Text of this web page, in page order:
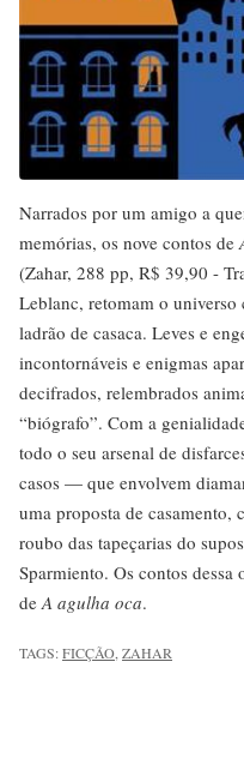
Narrados por um amigo a
memórias, os nove contos de
(Zahar, 288 pp, R$ 39,90 -
Leblanc, retomam o universo
ladrão de casaca. Leves e
incontornáveis e enigmas
decifrados, relembrados
“biógrafo”. Com a
todo o seu arsenal de
casos — que envolvem
uma proposta de casamento,
roubo das tapeçarias do
Sparmiento. Os contos dessa
deA agulha oca.
TAGS:FICÇÃO,ZAHAR